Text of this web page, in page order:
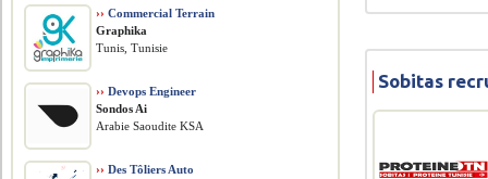
Sobitas
›› Commercial Terrain
Graphika
Tunis, Tunisie
›› Devops Engineer
Sondos Ai
Arabie Saoudite KSA
›› Des Tôliers Auto